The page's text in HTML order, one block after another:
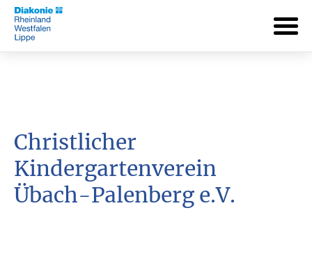
Christlicher
Kindergartenverein
Übach-Palenberg e.V.